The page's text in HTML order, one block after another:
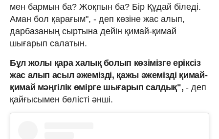
мен бармын ба? Жоқпын ба? Бір Құдай біледі.
Аман бол қарағым", - деп көзіне жас алып,
дарбазаның сыртына дейін қимай-қимай
шығарып салатын.
Бұл жолы қара xалық болып көзімізге еріксіз
жас алып асыл әжемізді, қажы әжемізді қимай-
қимай мәңгілік өмірге шығарып салдық", - деп
қайғысымен бөлісті әнші.